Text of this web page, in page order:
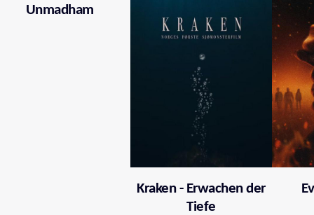
Unmadham
Kraken - Erwachen der
Tiefe